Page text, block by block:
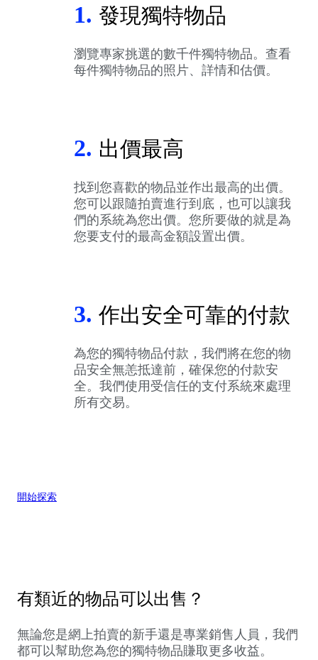
1. 發現獨特物品
瀏覽專家挑選的數千件獨特物品。查看
每件獨特物品的照片、詳情和估價。
2. 出價最高
找到您喜歡的物品並作出最高的出價。
您可以跟隨拍賣進行到底，也可以讓我
們的系統為您出價。您所要做的就是為
您要支付的最高金額設置出價。
3. 作出安全可靠的付款
為您的獨特物品付款，我們將在您的物
品安全無恙抵達前，確保您的付款安
全。我們使用受信任的支付系統來處理
所有交易。
開始探索
有類近的物品可以出售？
無論您是網上拍賣的新手還是專業銷售人員，我們
都可以幫助您為您的獨特物品賺取更多收益。